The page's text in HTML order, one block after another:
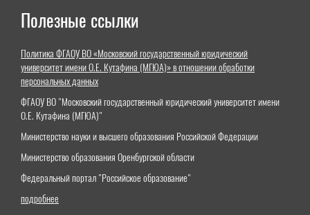
Полезные ссылки
Политика ФГАОУ ВО «Московский государственный юридический
университет имени О.Е. Кутафина (МГЮА)» в отношении обработки
персональных данных
ФГАОУ ВО "Московский государственный юридический университет имени
О.Е. Кутафина (МГЮА)"
Министерство науки и высшего образования Российской Федерации
Министерство образования Оренбургской области
Федеральный портал "Российское образование"
подробнее